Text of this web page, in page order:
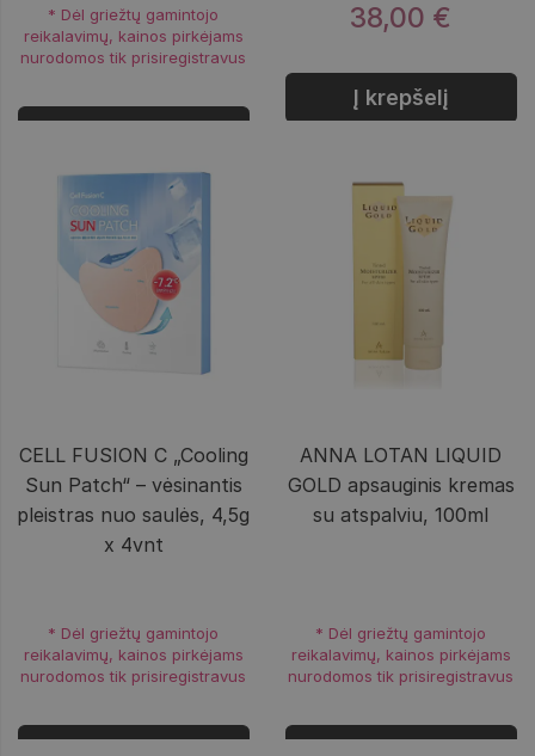
* Dėl griežtų gamintojo
reikalavimų, kainos pirkėjams
nurodomos tik prisiregistravus
38,00 €
Į krepšelį
CELL FUSION C „Cooling
Sun Patch“ – vėsinantis
pleistras nuo saulės, 4,5g
x 4vnt
* Dėl griežtų gamintojo
reikalavimų, kainos pirkėjams
nurodomos tik prisiregistravus
ANNA LOTAN LIQUID
GOLD apsauginis kremas
su atspalviu, 100ml
* Dėl griežtų gamintojo
reikalavimų, kainos pirkėjams
nurodomos tik prisiregistravus